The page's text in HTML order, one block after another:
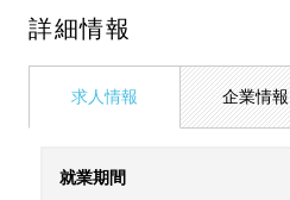
詳細情報
求人情報 企業情報
就業期間